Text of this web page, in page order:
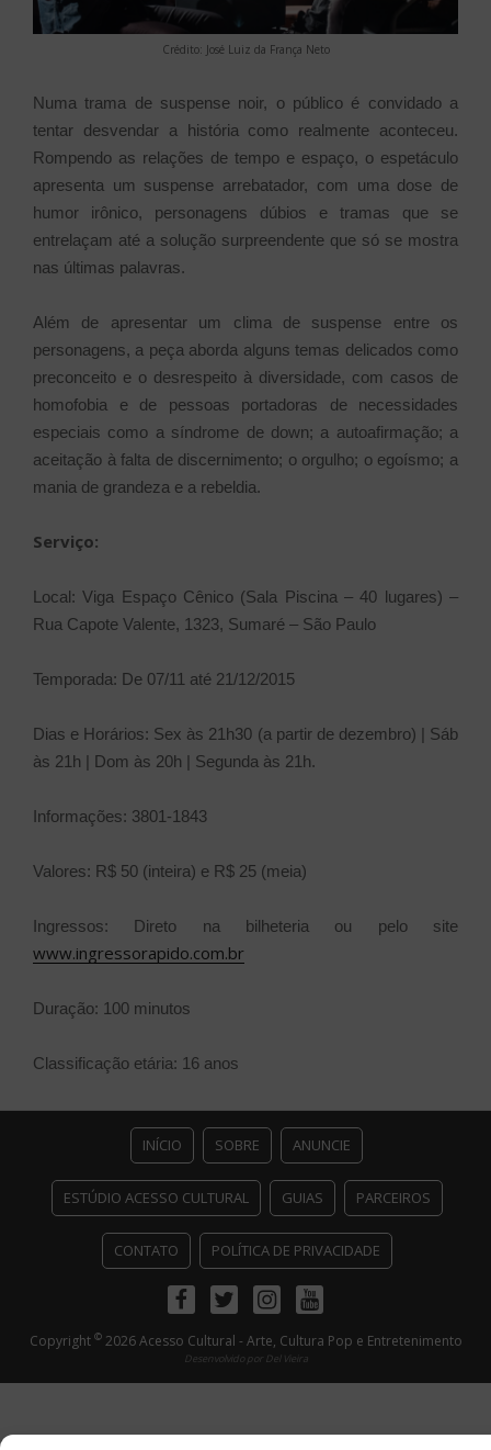
Crédito: José Luiz da França Neto
Numa trama de suspense noir, o público é convidado a
tentar desvendar a história como realmente aconteceu.
Rompendo as relações de tempo e espaço, o espetáculo
apresenta um suspense arrebatador, com uma dose de
humor irônico, personagens dúbios e tramas que se
entrelaçam até a solução surpreendente que só se mostra
nas últimas palavras.
Além de apresentar um clima de suspense entre os
personagens, a peça aborda alguns temas delicados como
preconceito e o desrespeito à diversidade, com casos de
homofobia e de pessoas portadoras de necessidades
especiais como a síndrome de down; a autoafirmação; a
aceitação à falta de discernimento; o orgulho; o egoísmo; a
mania de grandeza e a rebeldia.
Serviço:
Local: Viga Espaço Cênico (Sala Piscina – 40 lugares) –
Rua Capote Valente, 1323, Sumaré – São Paulo
Temporada: De 07/11 até 21/12/2015
Dias e Horários: Sex às 21h30 (a partir de dezembro) | Sáb
às 21h | Dom às 20h | Segunda às 21h.
Informações: 3801-1843
Valores: R$ 50 (inteira) e R$ 25 (meia)
Ingressos: Direto na bilheteria ou pelo site
www.ingressorapido.com.br
Duração: 100 minutos
Classificação etária: 16 anos
INÍCIO SOBRE ANUNCIE
ESTÚDIO ACESSO CULTURAL GUIAS PARCEIROS
CONTATO POLÍTICA DE PRIVACIDADE
FacebookTwitterInstagramYoutube
Copyright ©2026 Acesso Cultural - Arte, Cultura Pop e Entretenimento
Desenvolvido por Del Vieira